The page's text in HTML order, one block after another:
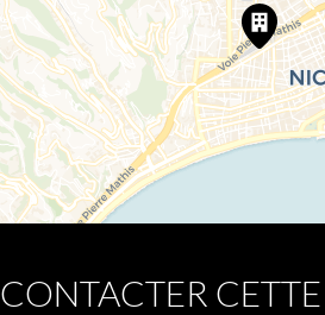
CONTACTER